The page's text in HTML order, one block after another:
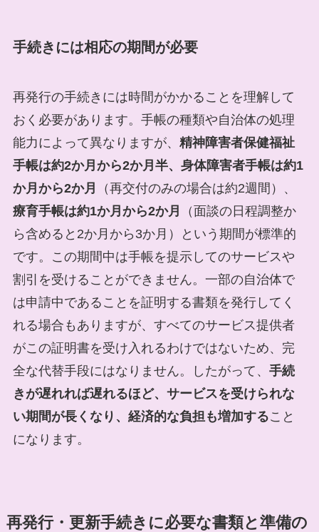
手続きには相応の期間が必要
再発行の手続きには時間がかかることを理解して
おく必要があります。手帳の種類や自治体の処理
能力によって異なりますが、 精神障害者保健福祉
手帳は約2か月から2か月半、身体障害者手帳は約1
か月から2か月
（再交付のみの場合は約2週間）、
療育手帳は約1か月から2か月
（面談の日程調整か
ら含めると2か月から3か月）という期間が標準的
です。この期間中は手帳を提示してのサービスや
割引を受けることができません。一部の自治体で
は申請中であることを証明する書類を発行してく
れる場合もありますが、すべてのサービス提供者
がこの証明書を受け入れるわけではないため、完
全な代替手段にはなりません。したがって、 手続
きが遅れれば遅れるほど、サービスを受けられな
い期間が長くなり、経済的な負担も増加すること
になります。
再発行・更新手続きに必要な書類と準備の